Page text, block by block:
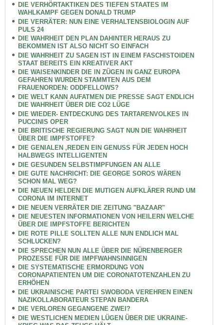
DIE VERHÖRTAKTIKEN DES TIEFEN STAATES IM
WAHLKAMPF GEGEN DONALD TRUMP
DIE VERRÄTER: NUN EINE VERHALTENSBIOLOGIN AUF
PULS 24
DIE WAHRHEIT DEN PLAN DAHINTER HERAUS ZU
BEKOMMEN IST ALSO NICHT SO EINFACH
DIE WAHRHEIT ZU SAGEN IST IN EINEM FASCHISTOIDEN
STAAT BEREITS EIN KREATIVER AKT
DIE WAISENKINDER DIE IN ZÜGEN IN GANZ EUROPA
GEFAHREN WURDEN STAMMTEN AUS DEM
FRAUENORDEN: ODDFELLOWS?
DIE WELT KANN AUFATMEN DIE PRESSE SAGT ENDLICH
DIE WAHRHEIT ÜBER DIE CO2 LÜGE
DIE WIEDER- ENTDECKUNG DES TARTARENVOLKES IN
PUCCINIS OPER
DIE BRITISCHE REGIERUNG SAGT NUN DIE WAHRHEIT
ÜBER DIE IMPFSTOFFE?
DIE GENIALEN ,REDEN EIN GENUSS FÜR JEDEN HOCH
HALBWEGS INTELLIGENTEN
DIE GESUNDEN SELBSTIMPFUNGEN AN ALLE
DIE GUTE NACHRICHT: DIE GEORGE SOROS WÄREN
SCHON MAL WEG?
DIE NEUEN HELDEN DIE MUTIGEN AUFKLÄRER RUND UM
CORONA IM INTERNET
DIE NEUEN VERRÄTER DIE ZEITUNG "BAZAAR"
DIE NEUESTEN INFORMATIONEN VON HEILERN WELCHE
ÜBER DIE IMPFSTOFFE BERICHTEN
DIE ROTE PILLE SOLLTEN ALLE NUN ENDLICH MAL
SCHLUCKEN?
DIE SPRECHEN NUN ALLE ÜBER DIE NÜRENBERGER
PROZESSE FÜR DIE IMPFWAHNSINNIGEN
DIE SYSTEMATISCHE ERMORDUNG VON
CORONAPATIENTEN UM DIE CORONATOTENZAHLEN ZU
ERHÖHEN
DIE UKRAINISCHE PARTEI SWOBODA VEREHREN EINEN
NAZIKOLLABORATEUR STEPAN BANDERA
DIE VERLOREN GEGANGENE ZWEI?
DIE WESTLICHEN MEDIEN LÜGEN ÜBER DIE UKRAINE-